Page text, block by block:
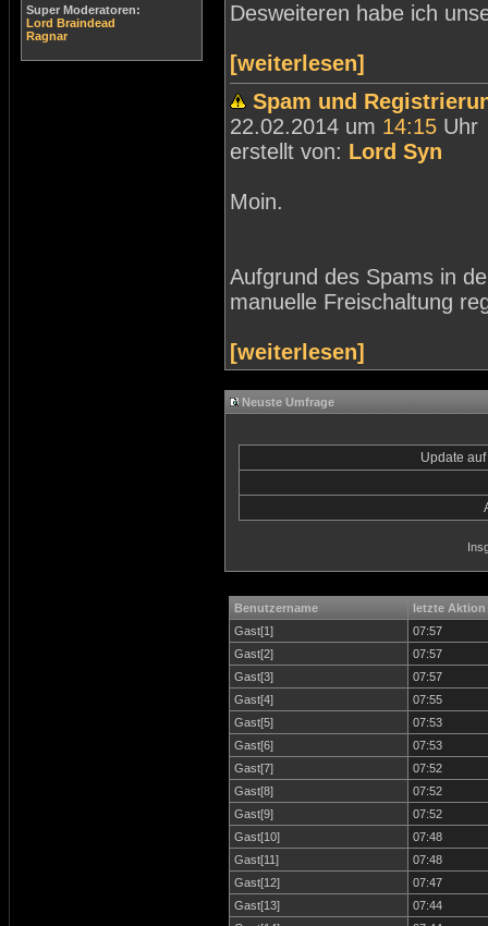
Super Moderatoren:
Lord Braindead
Ragnar
Desweiteren habe ich
[weiterlesen]
Spam und
22.02.2014 um 14:15 Uhr
erstellt von: Lord Syn
Moin.
Aufgrund des Spams in
manuelle Freischaltung
[weiterlesen]
Neuste Umfrage
Update
Benutzername
letzte Aktion
Gast[1]
07:57
Gast[2]
07:57
Gast[3]
07:57
Gast[4]
07:55
Gast[5]
07:53
Gast[6]
07:53
Gast[7]
07:52
Gast[8]
07:52
Gast[9]
07:52
Gast[10]
07:48
Gast[11]
07:48
Gast[12]
07:47
Gast[13]
07:44